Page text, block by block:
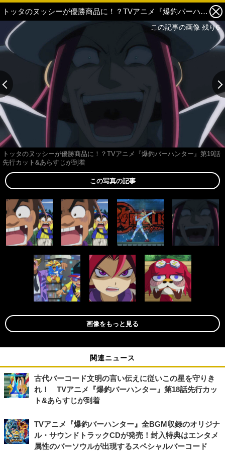
トッタのヌッシーが優勝商品に！？TVアニメ『爆釣バーハンター』第19話先行カット&あらすじが到着 4枚目の写真・画像
トッタのヌッシーが優勝商品に！？TVアニメ『爆釣バーハンター』第19話
先行カット&あらすじが到着
この写真の記事
画像をもっと見る
関連ニュース
古代バーコード文明の言い伝えに従いこの星を守りき
れ！ TVアニメ『爆釣バーハンター』第18話先行カッ
ト&あらすじが到着
TVアニメ『爆釣バーハンター』全BGM収録のオリジナ
ル・サウンドトラックCDが発売！封入特典はエンタメ
属性のバーソウルが出現するスペシャルバーコード
この記事の画像 残り6